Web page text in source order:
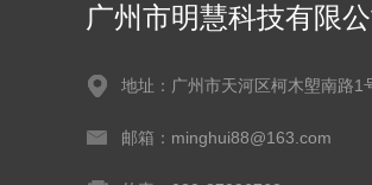
广州市明慧科技有限公
地址：广州市天河区柯木塱南路1
邮箱：minghui88@163.com